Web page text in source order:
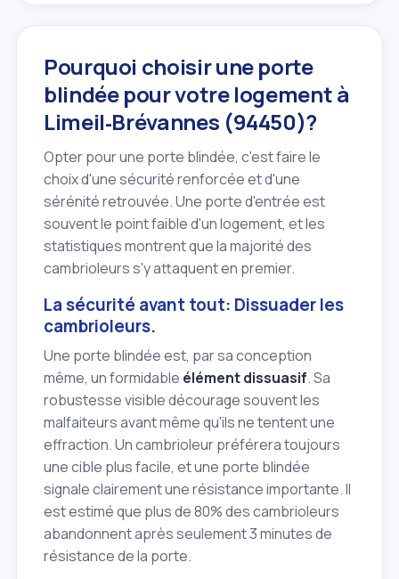
Pourquoi choisir une porte
blindée pour votre logement à
Limeil‑Brévannes (94450)?
Opter pour une porte blindée, c'est faire le
choix d'une sécurité renforcée et d'une
sérénité retrouvée. Une porte d'entrée est
souvent le point faible d'un logement, et les
statistiques montrent que la majorité des
cambrioleurs s'y attaquent en premier.
La sécurité avant tout: Dissuader les
cambrioleurs.
Une porte blindée est, par sa conception
même, un formidable élément dissuasif. Sa
robustesse visible décourage souvent les
malfaiteurs avant même qu'ils ne tentent une
effraction. Un cambrioleur préférera toujours
une cible plus facile, et une porte blindée
signale clairement une résistance importante. Il
est estimé que plus de 80% des cambrioleurs
abandonnent après seulement 3 minutes de
résistance de la porte.